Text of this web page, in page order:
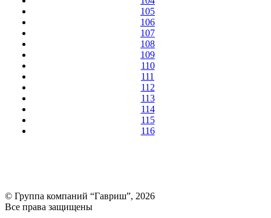
105
106
107
108
109
110
111
112
113
114
115
116
© Группа компаний “Гавриш”, 2026
Все права защищены